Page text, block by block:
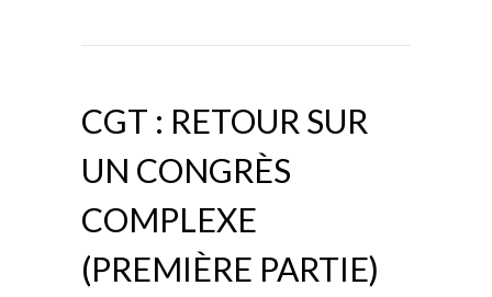
CGT : RETOUR SUR
UN CONGRÈS
COMPLEXE
(PREMIÈRE PARTIE)